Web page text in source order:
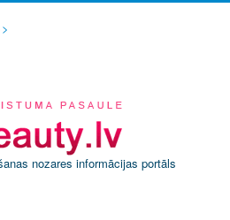
nozares informācijas portāls